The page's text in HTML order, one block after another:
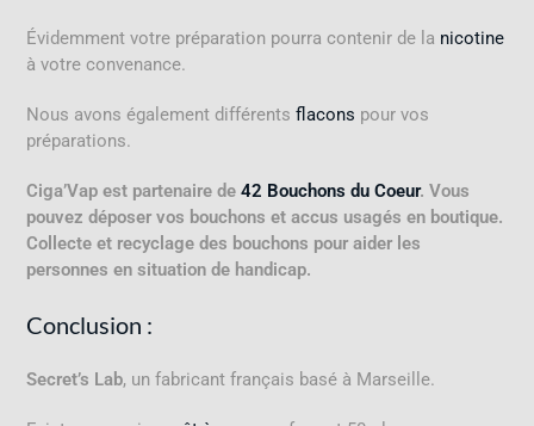
Évidemment votre préparation pourra contenir de la nicotine
à votre convenance.
Nous avons également différentsflacons pour vos
préparations.
Ciga’Vap est partenaire de42 Bouchons du Coeur. Vous
pouvez déposer vos bouchons et accus usagés en boutique.
Collecte et recyclage des bouchons pour aider les
personnes en situation de handicap.
Conclusion :
Secret’s Lab, un fabricant français basé à Marseille.